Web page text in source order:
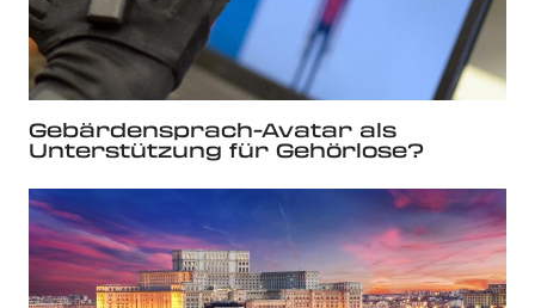
Gebärdensprach-Avatar als
Unterstützung für Gehörlose?